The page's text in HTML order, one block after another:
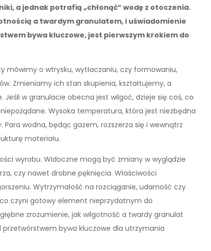
a jednak potrafią „chłonąć” wodę z otoczenia.
a twardym granulatem, i uświadomienie
bywa kluczowe, jest pierwszym krokiem do
mówimy o wtrysku, wytłaczaniu, czy formowaniu,
Zmieniamy ich stan skupienia, kształtujemy, a
w granulacie obecna jest wilgoć, dzieje się coś, co
Wysoka temperatura, która jest niezbędna
wodna, będąc gazem, rozszerza się i wewnątrz
materiału.
wyrobu. Widoczne mogą być zmiany w wyglądzie
czy nawet drobne pęknięcia. Właściwości
Wytrzymałość na rozciąganie, udarność czy
czyni gotowy element nieprzydatnym do
zrozumienie, jak wilgotność a twardy granulat
przetwórstwem bywa kluczowe dla utrzymania